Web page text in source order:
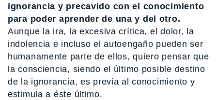
ignorancia y precavido con el conocimiento
para poder aprender de una y del otro.
Aunque la ira, la excesiva crítica, el dolor, la
indolencia e incluso el autoengaño pueden ser
humanamente parte de ellos, quiero pensar que
la consciencia, siendo el último posible destino
de la ignorancia, es previa al conocimiento y
estimula a éste último.